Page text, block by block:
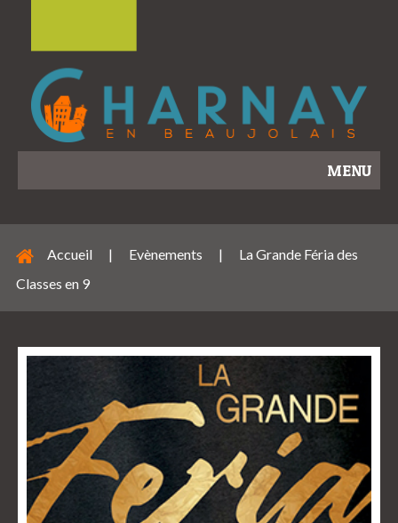
MENU
Accueil | Evènements |
La Grande Féria des
Classes en 9